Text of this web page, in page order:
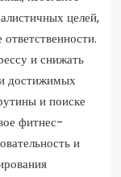
целей,
и снижать
достижимых
и поиске
фитнес-
и